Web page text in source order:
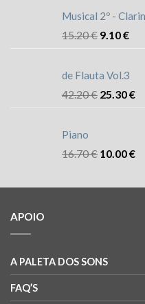
Musical 2º -
15.20€ 9.10€
de Flauta Vol.3
42.20€ 25.30€
Piano
16.70€ 10.00€
APOIO
A PALETA DOS SONS
FAQ’S